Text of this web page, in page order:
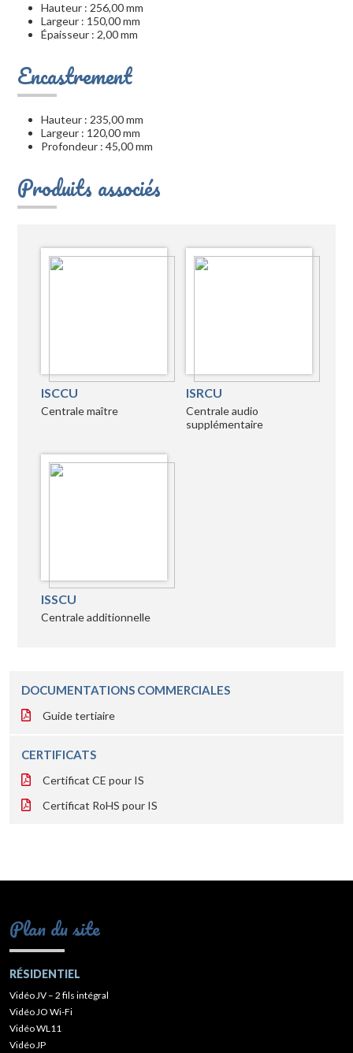
Hauteur : 256,00 mm
Largeur : 150,00 mm
Épaisseur : 2,00 mm
Encastrement
Hauteur : 235,00 mm
Largeur : 120,00 mm
Profondeur : 45,00 mm
Produits associés
ISCCU
Centrale maître
ISRCU
Centrale audio
supplémentaire
ISSCU
Centrale additionnelle
DOCUMENTATIONS COMMERCIALES
Guide tertiaire
CERTIFICATS
Certificat CE pour IS
Certificat RoHS pour IS
Plan du site
RÉSIDENTIEL
Vidéo JV – 2 fils intégral
Vidéo JO Wi-Fi
Vidéo WL11
Vidéo JP